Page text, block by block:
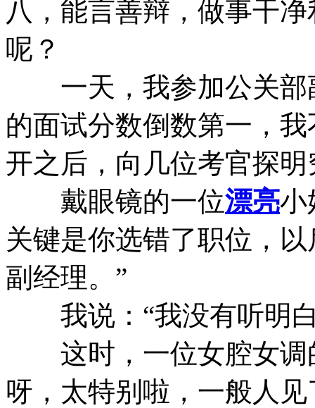
八，能言善辩，做事干
呢？
一天，我参加公关部
的面试分数倒数第一，
开之后，向几位考官探明
戴眼镜的一位漂亮小
关键是你选错了职位，
副经理。”
我说：“我没有听明
这时，一位女腔女调
呀，太特别啦，一般人见